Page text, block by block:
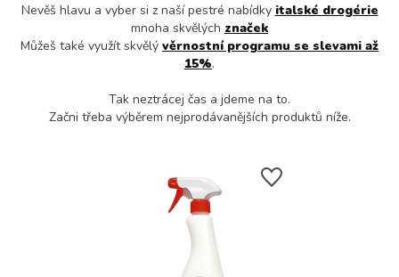
Nevěš hlavu a vyber si z naší pestré nabídky italské drogérie
mnoha skvělých značek
Můžeš také využít skvělý věrnostní programu se slevami až
15%.
Tak neztrácej čas a jdeme na to.
Začni třeba výběrem nejprodávanějších produktů níže.